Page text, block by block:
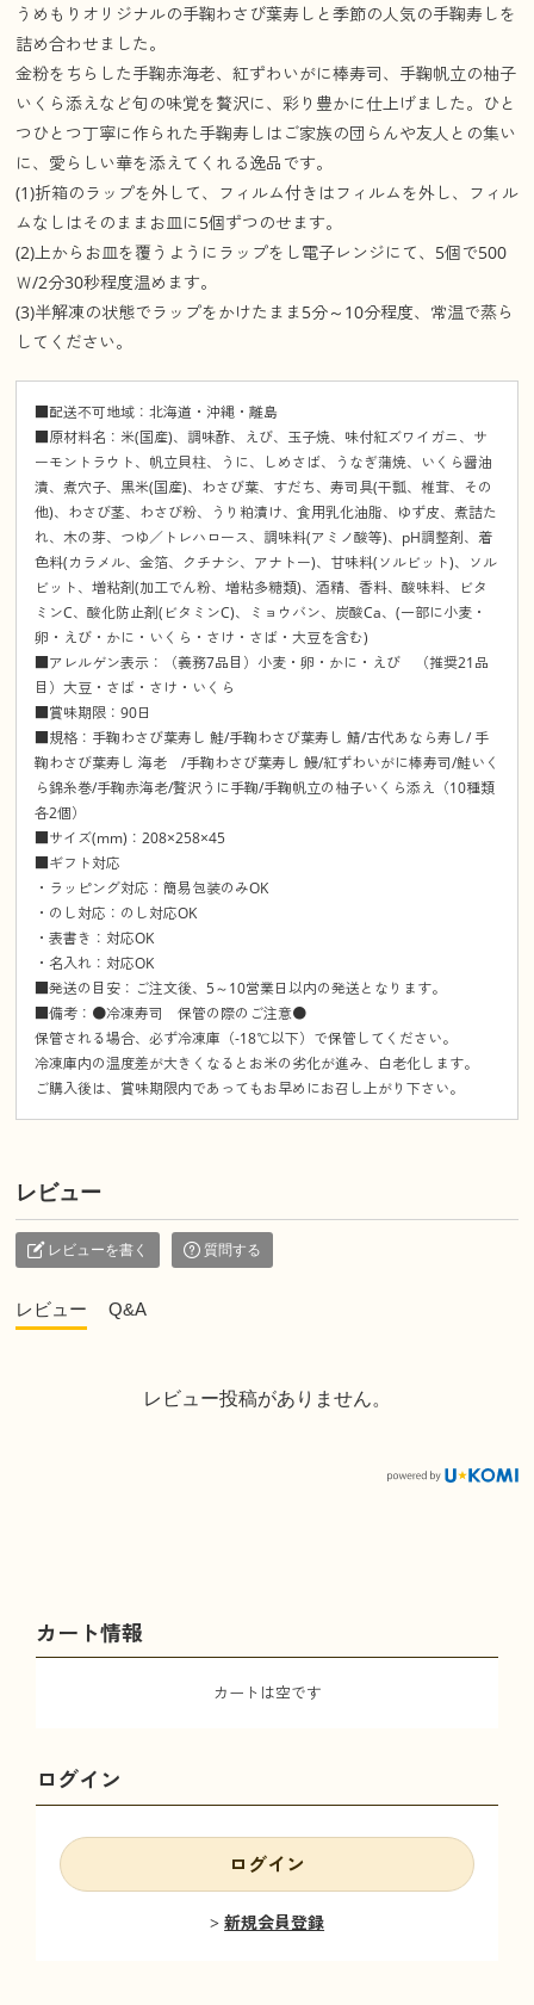
うめもりオリジナルの手鞠わさび葉寿しと季節の人気の手鞠寿しを
詰め合わせました。
金粉をちらした手鞠赤海老、紅ずわいがに棒寿司、手鞠帆立の柚子
いくら添えなど旬の味覚を贅沢に、彩り豊かに仕上げました。ひと
つひとつ丁寧に作られた手鞠寿しはご家族の団らんや友人との集い
に、愛らしい華を添えてくれる逸品です。
(1)折箱のラップを外して、フィルム付きはフィルムを外し、フィル
ムなしはそのままお皿に5個ずつのせます。
(2)上からお皿を覆うようにラップをし電子レンジにて、5個で500
Ｗ/2分30秒程度温めます。
(3)半解凍の状態でラップをかけたまま5分～10分程度、常温で蒸ら
してください。
■配送不可地域：北海道・沖縄・離島
■原材料名：米(国産)、調味酢、えび、玉子焼、味付紅ズワイガニ、サ
ーモントラウト、帆立貝柱、うに、しめさば、うなぎ蒲焼、いくら醤油
漬、煮穴子、黒米(国産)、わさび葉、すだち、寿司具(干瓢、椎茸、その
他)、わさび茎、わさび粉、うり粕漬け、食用乳化油脂、ゆず皮、煮詰た
れ、木の芽、つゆ／トレハロース、調味料(アミノ酸等)、pH調整剤、着
色料(カラメル、金箔、クチナシ、アナトー)、甘味料(ソルビット)、ソル
ビット、増粘剤(加工でん粉、増粘多糖類)、酒精、香料、酸味料、ビタ
ミンC、酸化防止剤(ビタミンC)、ミョウバン、炭酸Ca、(一部に小麦・
卵・えび・かに・いくら・さけ・さば・大豆を含む)
■アレルゲン表示：（義務7品目）小麦・卵・かに・えび （推奨21品
目）大豆・さば・さけ・いくら
■賞味期限：90日
■規格：手鞠わさび葉寿し 鮭/手鞠わさび葉寿し 鯖/古代あなら寿し/ 手
鞠わさび葉寿し 海老 /手鞠わさび葉寿し 鰻/紅ずわいがに棒寿司/鮭いく
ら錦糸巻/手鞠赤海老/贅沢うに手鞠/手鞠帆立の柚子いくら添え（10種類
各2個）
■サイズ(mm)：208×258×45
■ギフト対応
・ラッピング対応：簡易包装のみOK
・のし対応：のし対応OK
・表書き：対応OK
・名入れ：対応OK
■発送の目安：ご注文後、5～10営業日以内の発送となります。
■備考：●冷凍寿司 保管の際のご注意●
保管される場合、必ず冷凍庫（-18℃以下）で保管してください。
冷凍庫内の温度差が大きくなるとお米の劣化が進み、白老化します。
ご購入後は、賞味期限内であってもお早めにお召し上がり下さい。
レビュー
レビューを書く 質問する
レビュー Q&A
レビュー投稿がありません。
カート情報
カートは空です
ログイン
ログイン
新規会員登録